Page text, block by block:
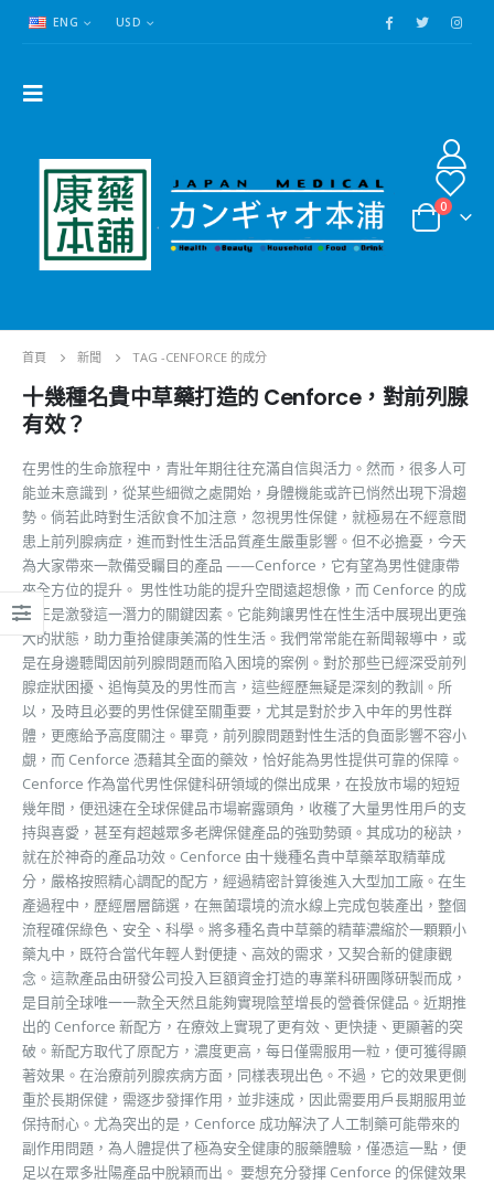
ENG USD
0
首頁 新聞 TAG -CENFORCE 的成分
十幾種名貴中草藥打造的 Cenforce，對前列腺
有效？
在男性的生命旅程中，青壯年期往往充滿自信與活力。然而，很多人可
能並未意識到，從某些細微之處開始，身體機能或許已悄然出現下滑趨
勢。倘若此時對生活飲食不加注意，忽視男性保健，就極易在不經意間
患上前列腺病症，進而對性生活品質產生嚴重影響。但不必擔憂，今天
為大家帶來一款備受矚目的產品 ——Cenforce，它有望為男性健康帶
來全方位的提升。 男性性功能的提升空間遠超想像，而 Cenforce 的成
分正是激發這一潛力的關鍵因素。它能夠讓男性在性生活中展現出更強
大的狀態，助力重拾健康美滿的性生活。我們常常能在新聞報導中，或
是在身邊聽聞因前列腺問題而陷入困境的案例。對於那些已經深受前列
腺症狀困擾、追悔莫及的男性而言，這些經歷無疑是深刻的教訓。所
以，及時且必要的男性保健至關重要，尤其是對於步入中年的男性群
體，更應給予高度關注。畢竟，前列腺問題對性生活的負面影響不容小
覷，而 Cenforce 憑藉其全面的藥效，恰好能為男性提供可靠的保障。
Cenforce 作為當代男性保健科研領域的傑出成果，在投放市場的短短
幾年間，便迅速在全球保健品市場嶄露頭角，收穫了大量男性用戶的支
持與喜愛，甚至有超越眾多老牌保健產品的強勁勢頭。其成功的秘訣，
就在於神奇的產品功效。Cenforce 由十幾種名貴中草藥萃取精華成
分，嚴格按照精心調配的配方，經過精密計算後進入大型加工廠。在生
產過程中，歷經層層篩選，在無菌環境的流水線上完成包裝產出，整個
流程確保綠色、安全、科學。將多種名貴中草藥的精華濃縮於一顆顆小
藥丸中，既符合當代年輕人對便捷、高效的需求，又契合新的健康觀
念。這款產品由研發公司投入巨額資金打造的專業科研團隊研製而成，
是目前全球唯一一款全天然且能夠實現陰莖增長的營養保健品。近期推
出的 Cenforce 新配方，在療效上實現了更有效、更快捷、更顯著的突
破。新配方取代了原配方，濃度更高，每日僅需服用一粒，便可獲得顯
著效果。在治療前列腺疾病方面，同樣表現出色。不過，它的效果更側
重於長期保健，需逐步發揮作用，並非速成，因此需要用戶長期服用並
保持耐心。尤為突出的是，Cenforce 成功解決了人工制藥可能帶來的
副作用問題，為人體提供了極為安全健康的服藥體驗，僅憑這一點，便
足以在眾多壯陽產品中脫穎而出。 要想充分發揮 Cenforce 的保健效果